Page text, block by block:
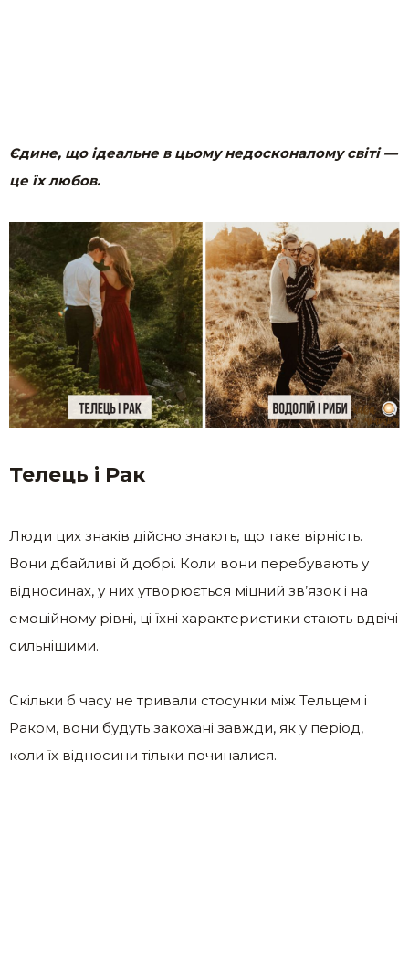
Єдине, що ідеальне в цьому недосконалому світі —
це їх любов.
Телець і Рак
Люди цих знаків дійсно знають, що таке вірність.
Вони дбайливі й добрі. Коли вони перебувають у
відносинах, у них утворюється міцний зв’язок і на
емоційному рівні, ці їхні характеристики стають вдвічі
сильнішими.
Скільки б часу не тривали стосунки між Тельцем і
Раком, вони будуть закохані завжди, як у період,
коли їх відносини тільки починалися.